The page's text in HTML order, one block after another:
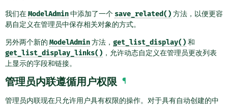
我们在ModelAdmin中添加了一个 save_related() 方法，以便更容
易自定义在管理员中保存相关对象的方式。
另外两个新的 ModelAdmin方法， get_list_display() 和
get_list_display_links() ，允许动态自定义在管理员更改列表
上显示的字段和链接。
管理员内联遵循用户权限 ¶
管理员内联现在只允许用户具有权限的操作。对于具有自动创建的中